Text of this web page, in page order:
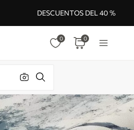
DESCUENTOS DEL 40 %
0 0